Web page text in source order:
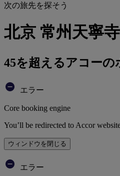
次の旅先を探そう
北京 常州天寧
45を超えるアコー
エラー
Core booking engine
You’ll be redirected to Accor
ウィンドウを閉じる
エラー